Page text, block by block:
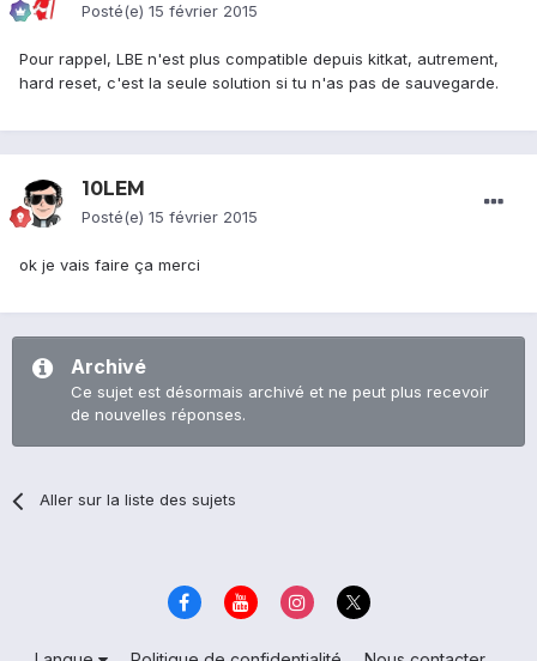
Posté(e) 15 février 2015
Pour rappel, LBE n'est plus compatible depuis kitkat, autrement,
hard reset, c'est la seule solution si tu n'as pas de sauvegarde.
10LEM
Posté(e) 15 février 2015
ok je vais faire ça merci
Archivé
Ce sujet est désormais archivé et ne peut plus recevoir
de nouvelles réponses.
Aller sur la liste des sujets